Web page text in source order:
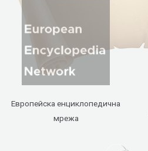
Европейска енциклопедична
мрежа